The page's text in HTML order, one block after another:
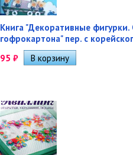
Книга "Декоративные
гофрокартона" пер. с
95 ₽